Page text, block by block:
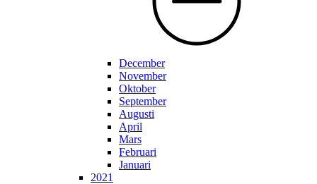
December
November
Oktober
September
Augusti
April
Mars
Februari
Januari
2021